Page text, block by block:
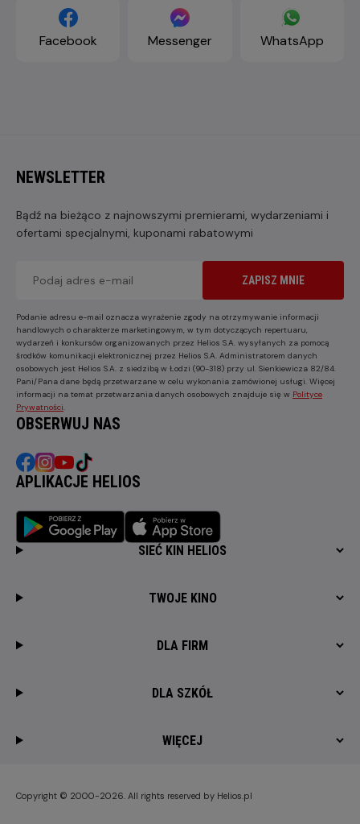
Facebook Messenger WhatsApp
NEWSLETTER
Bądź na bieżąco z najnowszymi premierami, wydarzeniami i
ofertami specjalnymi, kuponami rabatowymi
ZAPISZ MNIE
Podanie adresu e-mail oznacza wyrażenie zgody na otrzymywanie informacji
handlowych o charakterze marketingowym, w tym dotyczących repertuaru,
wydarzeń i konkursów organizowanych przez Helios S.A. wysyłanych za pomocą
środków komunikacji elektronicznej przez Helios S.A. Administratorem danych
osobowych jest Helios S.A. z siedzibą w Łodzi (90-318) przy ul. Sienkiewicza 82/84.
Pani/Pana dane będą przetwarzane w celu wykonania zamówionej usługi. Więcej
informacji na temat przetwarzania danych osobowych znajduje się w Polityce
Prywatności
OBSERWUJ NAS
APLIKACJE HELIOS
SIEĆ KIN HELIOS
TWOJE KINO
DLA FIRM
DLA SZKÓŁ
WIĘCEJ
Copyright © 2000-2026. All rights reserved by Helios.pl